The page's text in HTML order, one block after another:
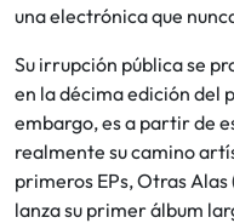
una electrónica que
Su irrupción pública se
en la décima edición del
embargo, es a partir de
realmente su camino
primeros EPs, Otras
lanza su primer álbum